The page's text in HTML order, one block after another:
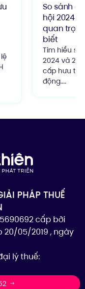
So sánh
hội 2024
quan
biết
Tìm hiểu sự
2024 và
cấp hưu trí,
động....
PHÁP THUẾ
cấp bởi
20/05/2019 , ngày
lý thuế: